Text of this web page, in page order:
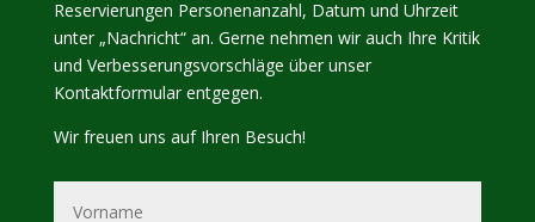
Reservierungen Personenanzahl, Datum und Uhrzeit
unter „Nachricht“ an. Gerne nehmen wir auch Ihre Kritik
und Verbesserungsvorschläge über unser
Kontaktformular entgegen.
Wir freuen uns auf Ihren Besuch!